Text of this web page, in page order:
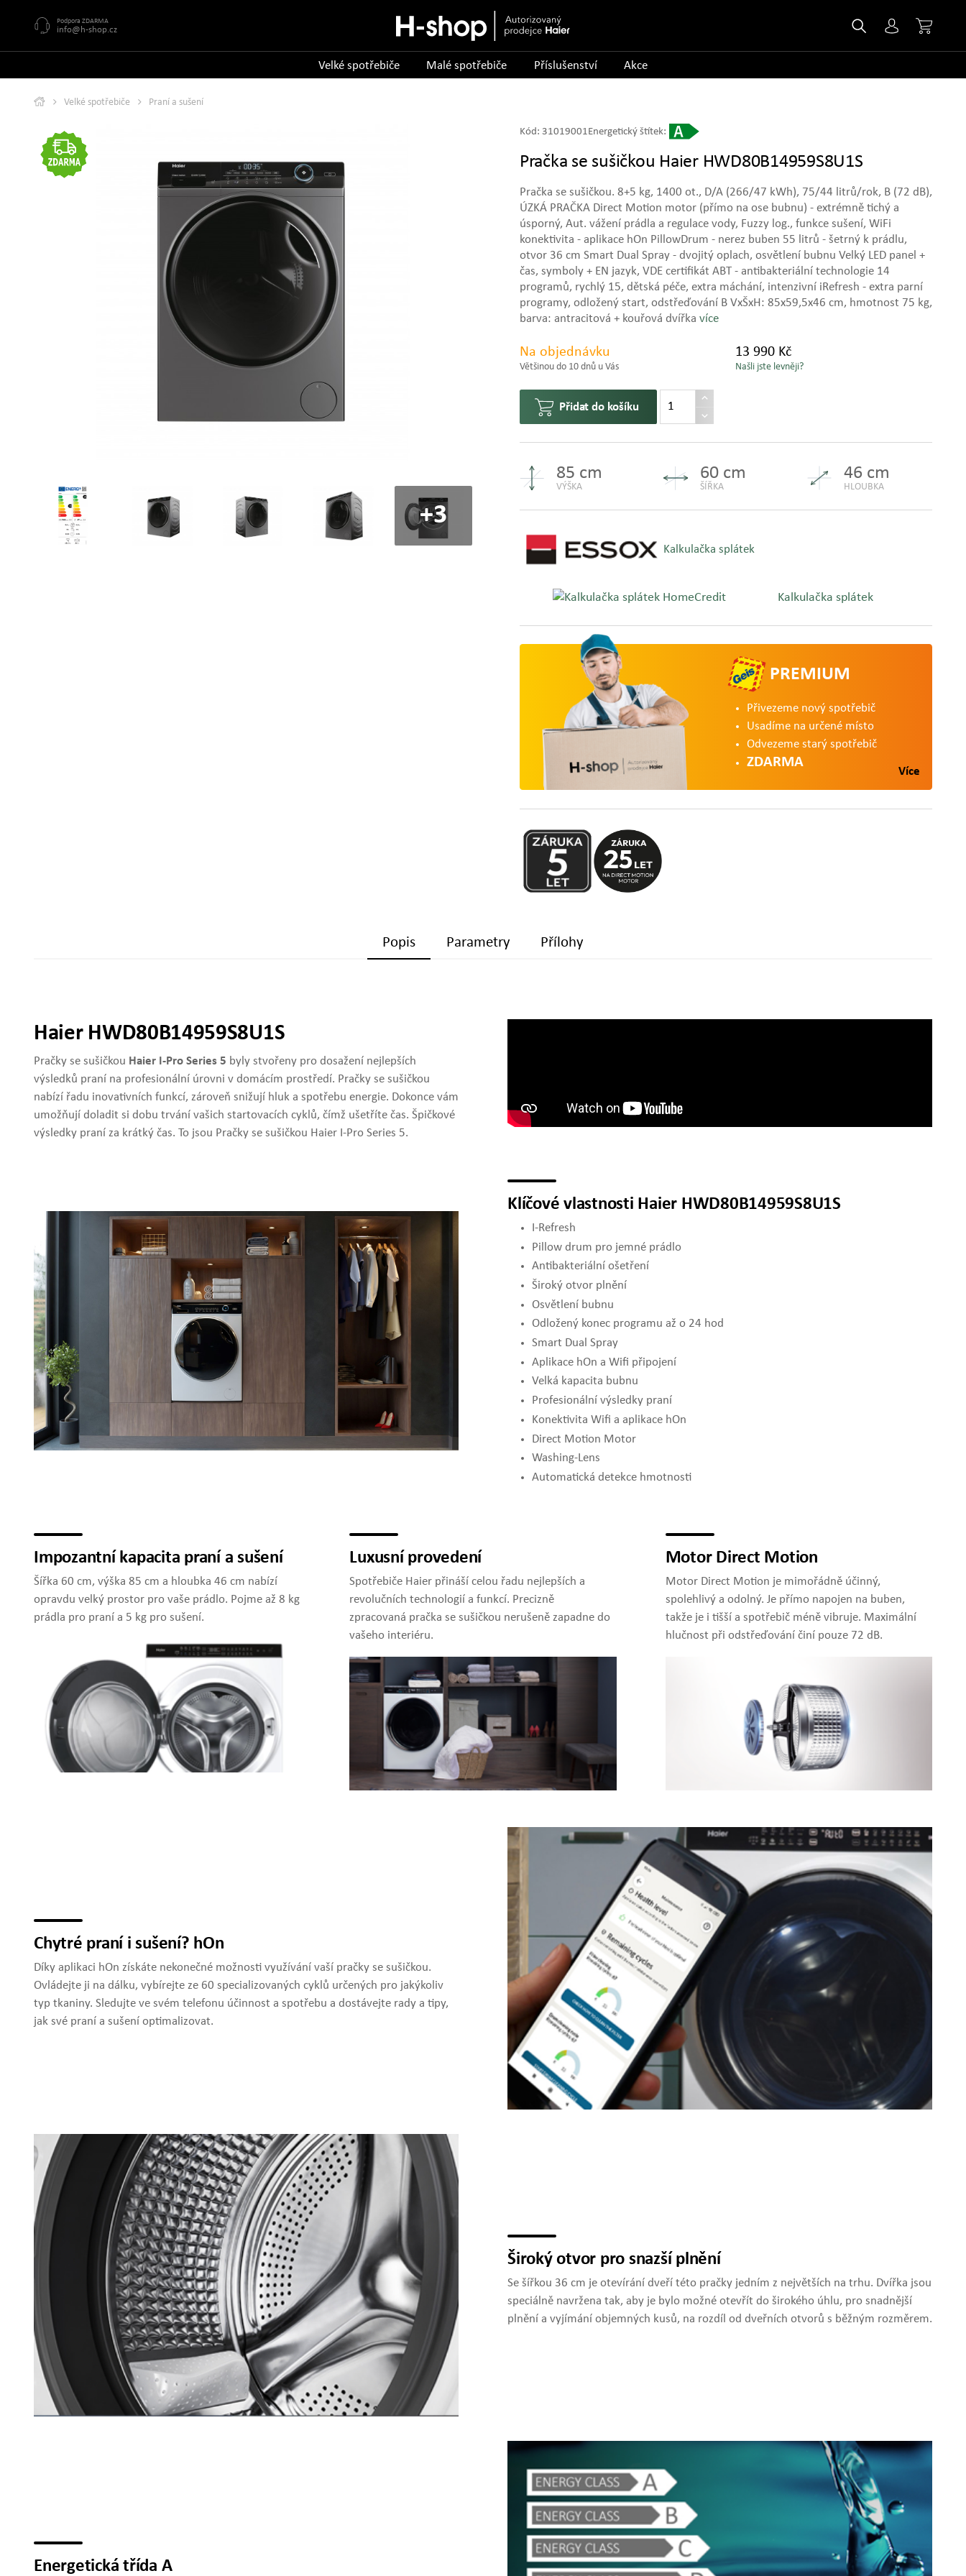
Podpora ZDARMA
info@h-shop.cz
Velké spotřebiče Malé spotřebiče Příslušenství Akce
Velké spotřebiče Praní a sušení
+3
Kód: 31019001Energetický štítek:
Pračka se sušičkou Haier HWD80B14959S8U1S
Pračka se sušičkou. 8+5 kg, 1400 ot., D/A (266/47 kWh), 75/44 litrů/rok, B (72 dB),
ÚZKÁ PRAČKA Direct Motion motor (přímo na ose bubnu) - extrémně tichý a
úsporný, Aut. vážení prádla a regulace vody, Fuzzy log., funkce sušení, WiFi
konektivita - aplikace hOn PillowDrum - nerez buben 55 litrů - šetrný k prádlu,
otvor 36 cm Smart Dual Spray - dvojitý oplach, osvětlení bubnu Velký LED panel +
čas, symboly + EN jazyk, VDE certifikát ABT - antibakteriální technologie 14
programů, rychlý 15, dětská péče, extra máchání, intenzivní iRefresh - extra parní
programy, odložený start, odstřeďování B VxŠxH: 85x59,5x46 cm, hmotnost 75 kg,
barva: antracitová + kouřová dvířka více
Na objednávku
Většinou do 10 dnů u Vás
13 990 Kč
Našli jste levněji?
Přidat do košíku
85 cm
VÝŠKA
60 cm
ŠÍŘKA
46 cm
HLOUBKA
Kalkulačka splátek
Kalkulačka splátek
PREMIUM
Přivezeme nový spotřebič
Usadíme na určené místo
Odvezeme starý spotřebič
ZDARMA
Více
Popis Parametry Přílohy
Haier HWD80B14959S8U1S
Pračky se sušičkou Haier I-Pro Series 5 byly stvořeny pro dosažení nejlepších
výsledků praní na profesionální úrovni v domácím prostředí. Pračky se sušičkou
nabízí řadu inovativních funkcí, zároveň snižují hluk a spotřebu energie. Dokonce vám
umožňují doladit si dobu trvání vašich startovacích cyklů, čímž ušetříte čas. Špičkové
výsledky praní za krátký čas. To jsou Pračky se sušičkou Haier I-Pro Series 5.
Klíčové vlastnosti Haier HWD80B14959S8U1S
I-Refresh
Pillow drum pro jemné prádlo
Antibakteriální ošetření
Široký otvor plnění
Osvětlení bubnu
Odložený konec programu až o 24 hod
Smart Dual Spray
Aplikace hOn a Wifi připojení
Velká kapacita bubnu
Profesionální výsledky praní
Konektivita Wifi a aplikace hOn
Direct Motion Motor
Washing-Lens
Automatická detekce hmotnosti
Impozantní kapacita praní a sušení
Šířka 60 cm, výška 85 cm a hloubka 46 cm nabízí
opravdu velký prostor pro vaše prádlo. Pojme až 8 kg
prádla pro praní a 5 kg pro sušení.
Luxusní provedení
Spotřebiče Haier přináší celou řadu nejlepších a
revolučních technologií a funkcí. Precizně
zpracovaná pračka se sušičkou nerušeně zapadne do
vašeho interiéru.
Motor Direct Motion
Motor Direct Motion je mimořádně účinný,
spolehlivý a odolný. Je přímo napojen na buben,
takže je i tišší a spotřebič méně vibruje. Maximální
hlučnost při odstřeďování činí pouze 72 dB.
Chytré praní i sušení? hOn
Díky aplikaci hOn získáte nekonečné možnosti využívání vaší pračky se sušičkou.
Ovládejte ji na dálku, vybírejte ze 60 specializovaných cyklů určených pro jakýkoliv
typ tkaniny. Sledujte ve svém telefonu účinnost a spotřebu a dostávejte rady a tipy,
jak své praní a sušení optimalizovat.
Široký otvor pro snazší plnění
Se šířkou 36 cm je otevírání dveří této pračky jedním z největších na trhu. Dvířka jsou
speciálně navržena tak, aby je bylo možné otevřít do širokého úhlu, pro snadnější
plnění a vyjímání objemných kusů, na rozdíl od dveřních otvorů s běžným rozměrem.
Energetická třída A